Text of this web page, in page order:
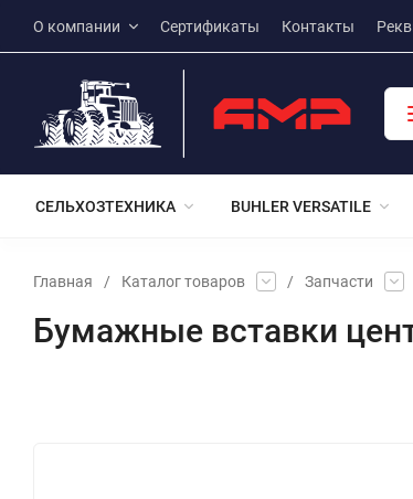
О компании Сертификаты Контакты
СЕЛЬХОЗТЕХНИКА BUHLER VERSATILE
Главная / Каталог товаров / Запчасти
Бумажные вставки